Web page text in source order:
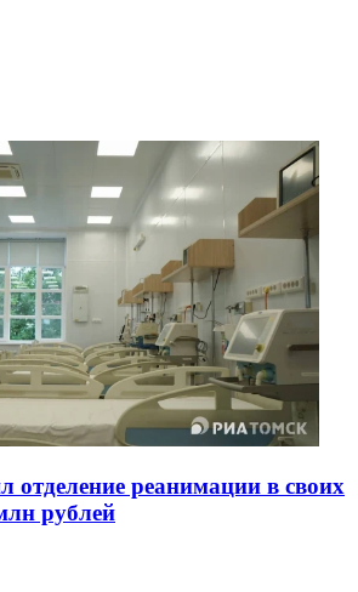
реанимации в своих
рублей